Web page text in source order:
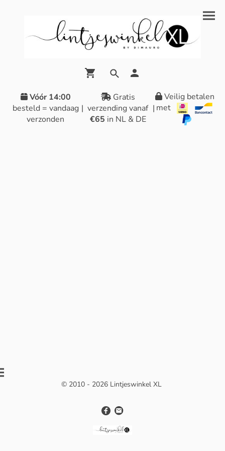
Vóór 14:00
besteld = vandaag
verzonden
|
Gratis
verzending vanaf
€65 in NL & DE
|
Veilig betalen
met
© 2010 - 2026 Lintjeswinkel XL